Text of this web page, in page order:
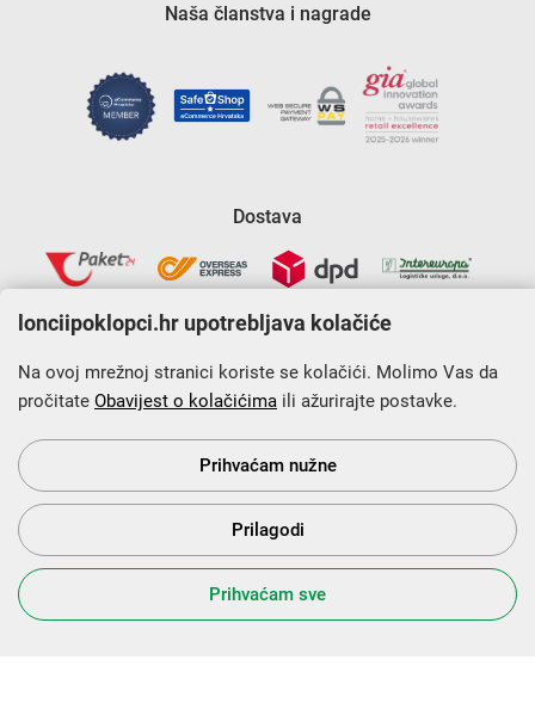
Naša članstva i nagrade
Dostava
Krajnji primatelj financijskog instrumenta sufinanciranog iz
Europskog fonda za regionalni razvoj u sklopu Operativnog
programa „Konkurentnost i kohezija”.
s Vama od 2014. godine!
lonciipoklopci.hr upotrebljava kolačiće
Na ovoj mrežnoj stranici koriste se kolačići. Molimo Vas da
pročitate Obavijest o kolačićima ili ažurirajte postavke.
Prihvaćam nužne
Prilagodi
Prihvaćam sve